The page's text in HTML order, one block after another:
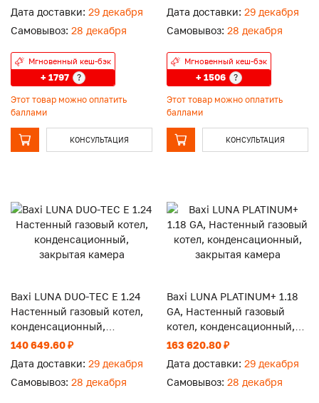
Дата доставки: 29 декабря
Самовывоз: 28 декабря
Мгновенный кеш-бэк
+ 1797 ?
Этот товар можно оплатить
баллами
КОНСУЛЬТАЦИЯ
Дата доставки: 29 декабря
Самовывоз: 28 декабря
Мгновенный кеш-бэк
+ 1506 ?
Этот товар можно оплатить
баллами
КОНСУЛЬТАЦИЯ
Baxi LUNA DUO-TEC E 1.24
Настенный газовый котел,
конденсационный,
закрытая камера
140 649.60 ₽
Дата доставки: 29 декабря
Самовывоз: 28 декабря
Baxi LUNA PLATINUM+ 1.18
GA, Настенный газовый
котел, конденсационный,
закрытая камера
163 620.80 ₽
Дата доставки: 29 декабря
Самовывоз: 28 декабря